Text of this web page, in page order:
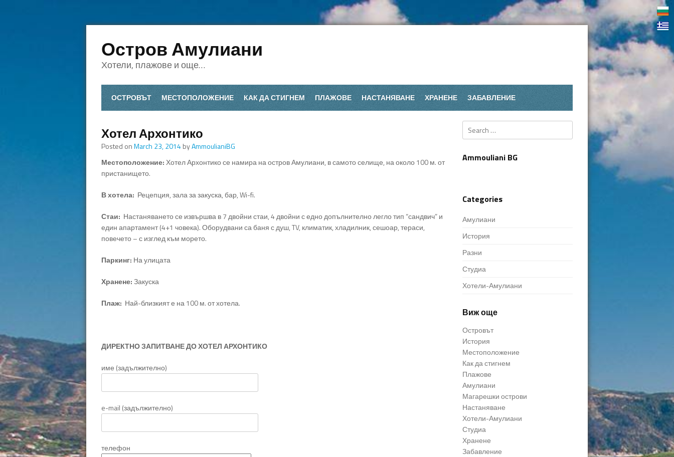
Остров Амулиани
Хотели, плажове и още…
ОСТРОВЪТ МЕСТОПОЛОЖЕНИЕ КАК ДА СТИГНЕМ ПЛАЖОВЕ НАСТАНЯВАНЕ ХРАНЕНЕ ЗАБАВЛЕНИЕ
Хотел Архонтико
Posted onMarch 23, 2014byAmmoulianiBG
Местоположение:Хотел Архонтико се намира на остров Амулиани, в самото селище, на около 100 м. от
пристанището.
В хотела: Рецепция, зала за закуска, бар, Wi-fi.
Стаи: Настаняването се извършва в 7 двойни стаи, 4 двойни с едно допълнително легло тип “сандвич” и
един апартамент (4+1 човека). Оборудвани са баня с душ, TV, климатик, хладилник, сешоар, тераси,
повечето – с изглед към морето.
Паркинг: На улицата
Хранене:Закуска
Плаж: Най-близкият е на 100 м. от хотела.
ДИРЕКТНО ЗАПИТВАНЕ ДО ХОТЕЛ АРХОНТИКО
име (задължително)
e-mail (задължително)
телефон
Search
Ammouliani BG
Categories
Амулиани
История
Разни
Студиа
Хотели-Амулиани
Виж още
Островът
История
Местоположение
Как да стигнем
Плажове
Амулиани
Магарешки острови
Настаняване
Хотели-Амулиани
Студиа
Хранене
Забавление